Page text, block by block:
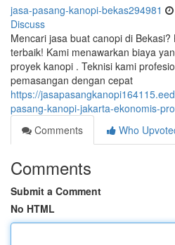
jasa-pasang-kanopi-bekas294981
Discuss
Mencari jasa buat canopi di
terbaik! Kami menawarkan biaya
proyek kanopi . Teknisi kami
pemasangan dengan cepat
https://
pasang-kanopi-jakarta-ekonomis-
Comments
Who
Comments
Submit a Comment
No HTML